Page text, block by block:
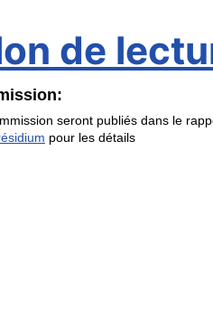
de
seront publiés dans le
pour les détails